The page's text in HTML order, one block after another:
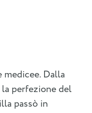
Dalla
perfezione del
passò in